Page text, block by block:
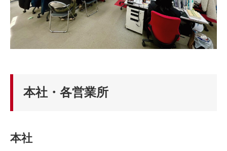
本社・各営業所
本社